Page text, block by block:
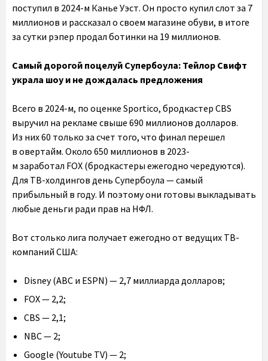
поступил в 2024-м Канье Уэст. Он просто купил слот за 7
миллионов и рассказал о своем магазине обуви, в итоге
за сутки рэпер продал ботинки на 19 миллионов.
Самый дорогой поцелуй Супербоула: Тейлор Свифт
украла шоу и не дождалась предложения
Всего в 2024-м, по оценке Sportico, бродкастер CBS
выручил на рекламе свыше 690 миллионов долларов.
Из них 60 только за счет того, что финал перешел
в овертайм. Около 650 миллионов в 2023-
м заработал FOX (бродкастеры ежегодно чередуются).
Для ТВ-холдингов день Супербоула — самый
прибыльный в году. И поэтому они готовы выкладывать
любые деньги ради прав на НФЛ.
Вот столько лига получает ежегодно от ведущих ТВ-
компаний США:
Disney (ABC и ESPN) — 2,7 миллиарда долларов;
FOX — 2,2;
CBS — 2,1;
NBC — 2;
Google (Youtube TV) — 2;